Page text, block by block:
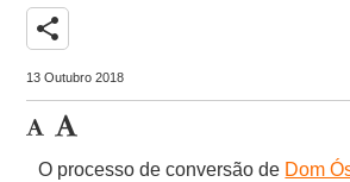
share
13 Outubro 2018
O processo de conversão de Dom